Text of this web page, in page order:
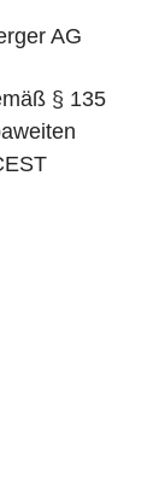
AG
§ 135